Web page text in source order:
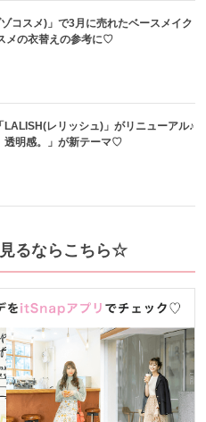
ゾコスメ)」で3月に売れたベースメイク
メの衣替えの参考に♡
LALISH(レリッシュ)」がリニューアル♪
透明感。」が新テーマ♡
るならこちら☆